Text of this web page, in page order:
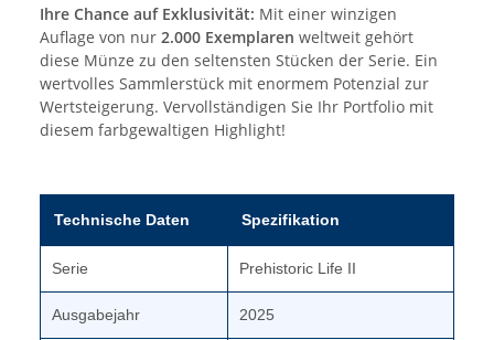
Ihre Chance auf Exklusivität: Mit einer winzigen
Auflage von nur 2.000 Exemplaren weltweit gehört
diese Münze zu den seltensten Stücken der Serie. Ein
wertvolles Sammlerstück mit enormem Potenzial zur
Wertsteigerung. Vervollständigen Sie Ihr Portfolio mit
diesem farbgewaltigen Highlight!
Technische Daten Spezifikation
Serie Prehistoric Life II
Ausgabejahr 2025